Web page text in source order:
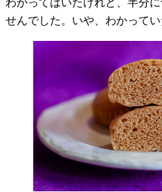
せんでした。いや、わかってい